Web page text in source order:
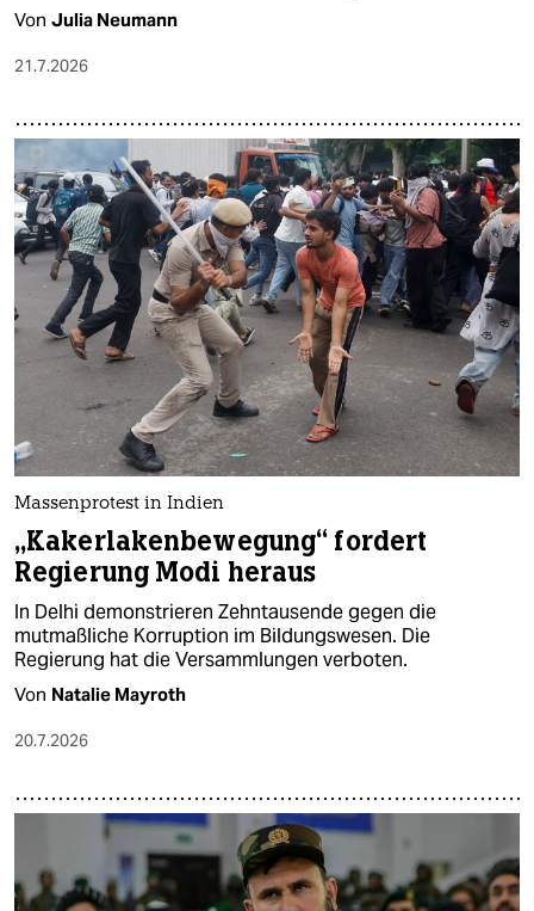
Von Julia Neumann
21.7.2026
Massenprotest in Indien
„Kakerlakenbewegung“ fordert
Regierung Modi heraus
In Delhi demonstrieren Zehntausende gegen die
mutmaßliche Korruption im Bildungswesen. Die
Regierung hat die Versammlungen verboten.
Von Natalie Mayroth
20.7.2026